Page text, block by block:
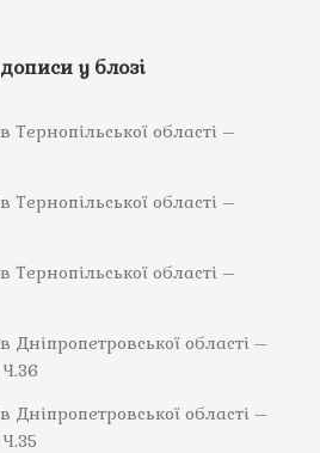
у блозі
області –
області –
області –
області –
області –